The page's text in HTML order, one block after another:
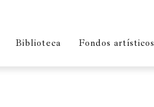
Biblioteca Fondos artísticos